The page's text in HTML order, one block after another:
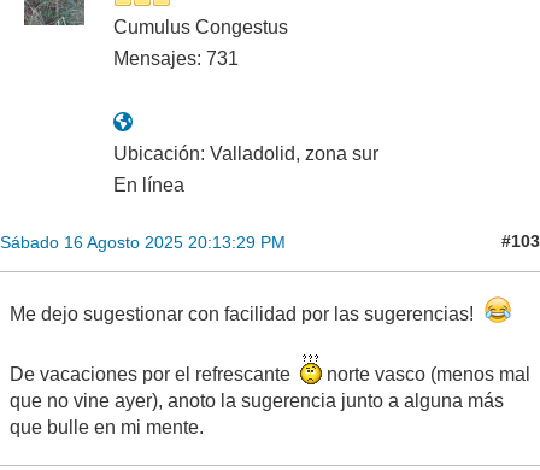
Cumulus Congestus
Mensajes: 731
Ubicación: Valladolid, zona sur
En línea
Sábado 16 Agosto 2025 20:13:29 PM #103
Me dejo sugestionar con facilidad por las sugerencias!
De vacaciones por el refrescante
norte vasco (menos mal
que no vine ayer), anoto la sugerencia junto a alguna más
que bulle en mi mente.